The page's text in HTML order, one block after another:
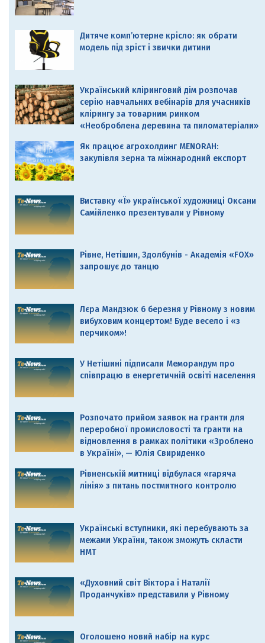
Дитяче комп’ютерне крісло: як обрати
модель під зріст і звички дитини
Український кліринговий дім розпочав
серію навчальних вебінарів для учасників
клірингу за товарним ринком
«Необроблена деревина та пиломатеріали»
Як працює агрохолдинг MENORAH:
закупівля зерна та міжнародний експорт
Виставку «Ї» української художниці Оксани
Самійленко презентували у Рівному
Рівне, Нетішин, Здолбунів - Академія «FOX»
запрошує до танцю
Лєра Мандзюк 6 березня у Рівному з новим
вибуховим концертом! Буде весело і «з
перчиком»!
У Нетішині підписали Меморандум про
співпрацю в енергетичній освіті населення
Розпочато прийом заявок на гранти для
переробної промисловості та гранти на
відновлення в рамках політики «Зроблено
в Україні», — Юлія Свириденко
Рівненській митниці відбулася «гаряча
лінія» з питань постмитного контролю
Українські вступники, які перебувають за
межами України, також зможуть скласти
НМТ
«Духовний світ Віктора і Наталії
Проданчуків» представили у Рівному
Оголошено новий набір на курс